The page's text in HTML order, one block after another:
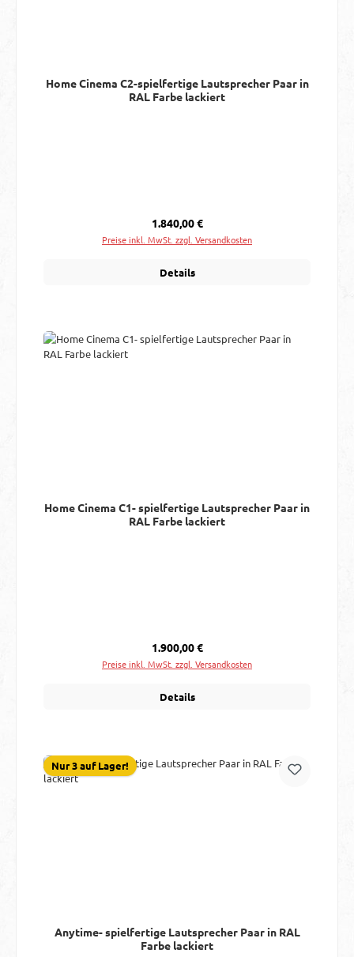
Home Cinema C2-spielfertige Lautsprecher Paar in
RAL Farbe lackiert
Regulärer Preis:
1.840,00 €
Preise inkl. MwSt. zzgl. Versandkosten
Details
Home Cinema C1- spielfertige Lautsprecher Paar in
RAL Farbe lackiert
Regulärer Preis:
1.900,00 €
Preise inkl. MwSt. zzgl. Versandkosten
Details
Nur 3 auf Lager!
Anytime- spielfertige Lautsprecher Paar in RAL
Farbe lackiert